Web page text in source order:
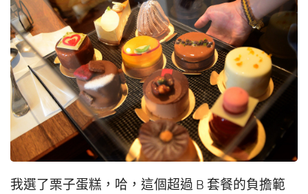
我選了栗子蛋糕，哈，這個超過 B 套餐的負擔範